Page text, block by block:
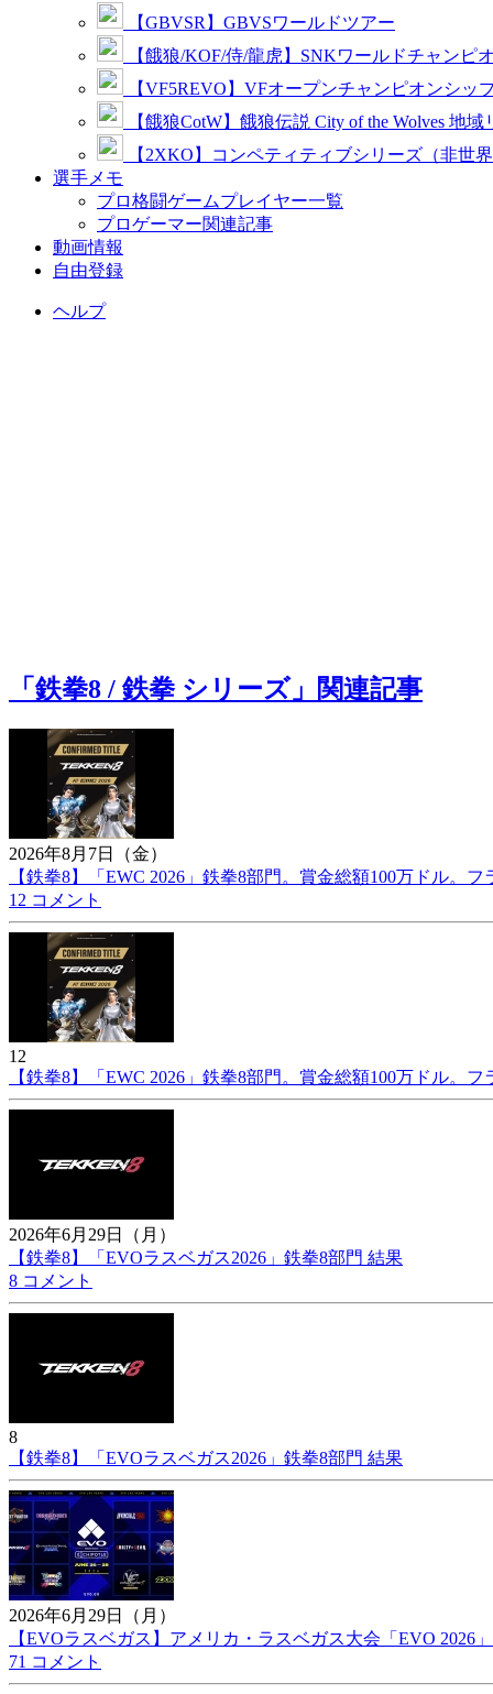
【GBVSR】GBVSワールドツアー
【餓狼/KOF/侍/龍虎】SNKワールドチャンピ
【VF5REVO】VFオープンチャンピオンシッ
【餓狼CotW】餓狼伝説 City of the Wolves 地域
【2XKO】コンペティティブシリーズ（非世
選手メモ
プロ格闘ゲームプレイヤー一覧
プロゲーマー関連記事
動画情報
自由登録
ヘルプ
「鉄拳8 / 鉄拳 シリーズ」関連記事
2026年8月7日（金）
【鉄拳8】「EWC 2026」鉄拳8部門。賞金総額100万ドル。
12 コメント
12
【鉄拳8】「EWC 2026」鉄拳8部門。賞金総額100万ドル。
2026年6月29日（月）
【鉄拳8】「EVOラスベガス2026」鉄拳8部門 結果
8 コメント
8
【鉄拳8】「EVOラスベガス2026」鉄拳8部門 結果
2026年6月29日（月）
【EVOラスベガス】アメリカ・ラスベガス大会「EVO 2026
71 コメント